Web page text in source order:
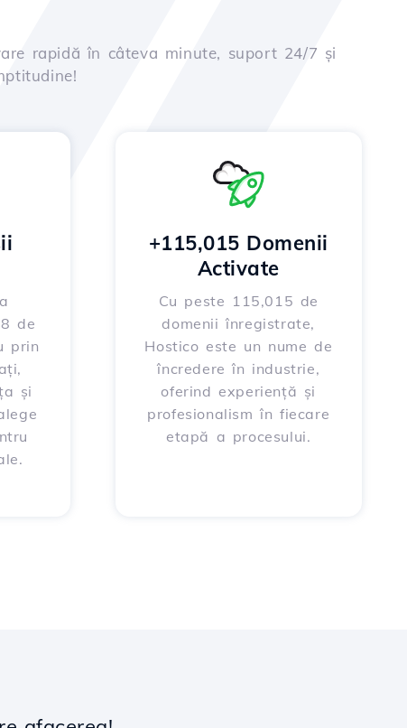
rapidă în câteva minute, suport 24/7 și
de
prin
și
+115,015 Domenii
Activate
Cu peste 115,015 de
domenii înregistrate,
Hostico este un nume de
încredere în industrie,
oferind experiență și
profesionalism în fiecare
etapă a procesului.